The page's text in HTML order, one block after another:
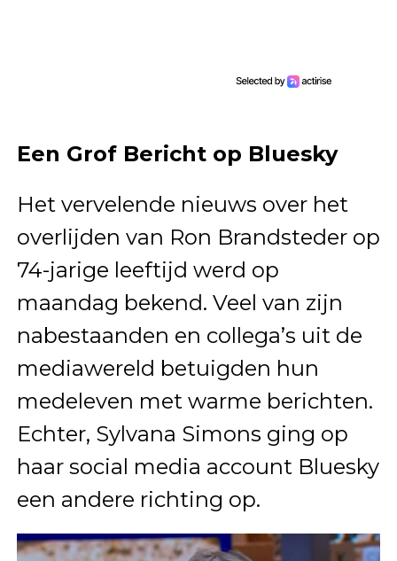
Een Grof Bericht op Bluesky
Het vervelende nieuws over het
overlijden van Ron Brandsteder op
74-jarige leeftijd werd op
maandag bekend. Veel van zijn
nabestaanden en collega’s uit de
mediawereld betuigden hun
medeleven met warme berichten.
Echter, Sylvana Simons ging op
haar social media account Bluesky
een andere richting op.